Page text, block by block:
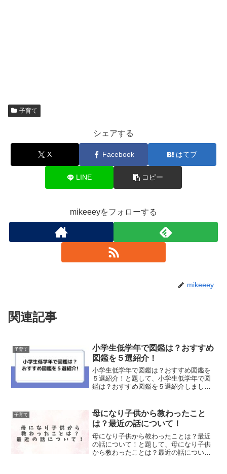
子育て
シェアする
X Facebook はてブ
LINE コピー
mikeeeyをフォローする
mikeeey
関連記事
子育て
小学生低学年で図鑑は？おすすめ
図鑑を５選紹介！
小学生低学年で図鑑は？おすすめ図鑑を
５選紹介！と題して、小学生低学年で図
鑑は？おすすめ図鑑を５選紹介しまし
子育て
母になり子供から教わったこと
は？最近の話について！
母になり子供から教わったことは？最近
の話について！と題して、母になり子供
から教わったことは？最近の話につい